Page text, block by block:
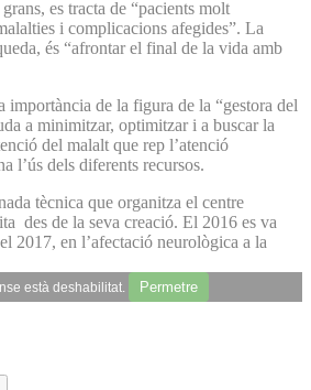
es tracta de “pacients molt
i complicacions afegides”. La
és “afrontar el final de la vida amb
importància de la figura de la “gestora del
a minimitzar, optimitzar i a buscar la
del malalt que rep l’atenció
l’ús dels diferents recursos.
tècnica que organitza el centre
des de la seva creació. El 2016 es va
2017, en l’afectació neurològica a la
està deshabilitat. Permetre